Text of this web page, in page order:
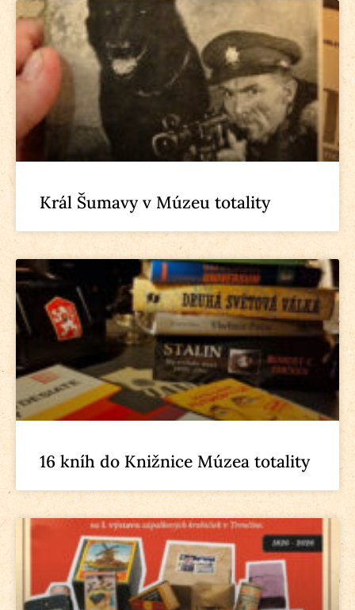
Král Šumavy v Múzeu totality
16 kníh do Knižnice Múzea totality